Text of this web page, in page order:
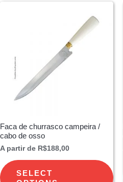
Faca de churrasco campeira /
cabo de osso
A partir de R$188,00
SELECT